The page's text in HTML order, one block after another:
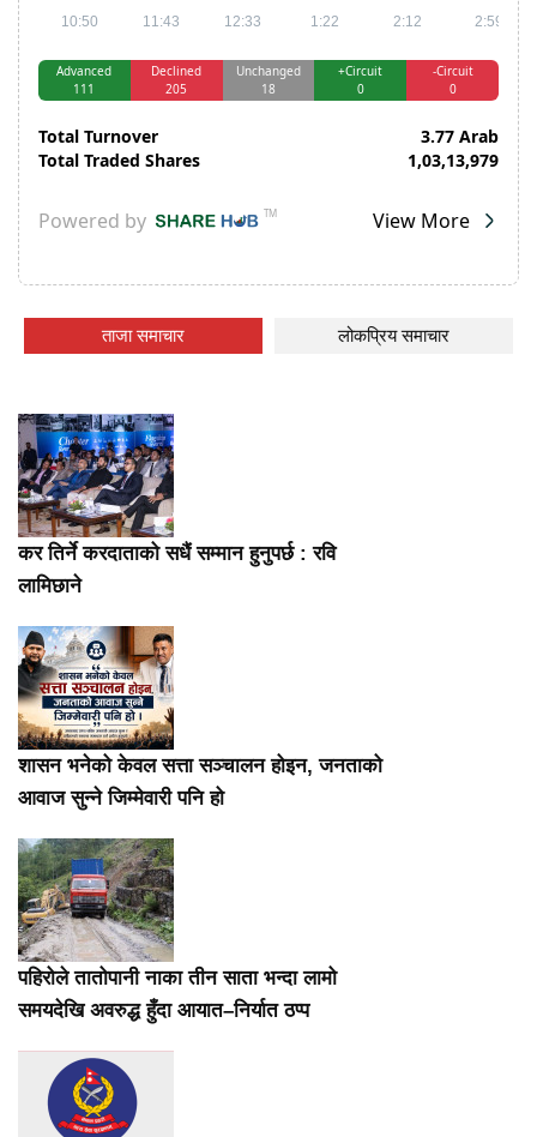
ताजा समाचार लोकप्रिय समाचार
कर तिर्ने करदाताको सधैं सम्मान हुनुपर्छ : रवि
लामिछाने
शासन भनेको केवल सत्ता सञ्चालन होइन, जनताको
आवाज सुन्ने जिम्मेवारी पनि हो
पहिरोले तातोपानी नाका तीन साता भन्दा लामो
समयदेखि अवरुद्ध हुँदा आयात–निर्यात ठप्प